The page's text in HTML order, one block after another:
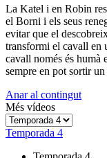
La Katel i en Robin
el Borni i els seus
evitar que el
transformi el cavall en
cavall només és humà
sempre en pot sortir un
Anar al contingut
Més vídeos
Temporada 4